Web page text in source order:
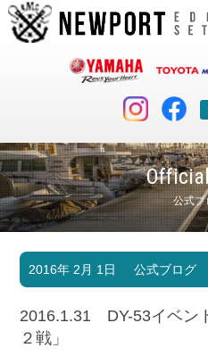
公式ブ
マリンクラブ
マリンライフを堪能したい！
ボート免許
2016年 2月 1日 公式ブログ
2016.1.31 DY-53イベン
２戦」